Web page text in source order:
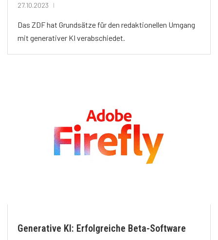
27.10.2023
Das ZDF hat Grundsätze für den redaktionellen Umgang
mit generativer KI verabschiedet.
Generative KI: Erfolgreiche Beta-Software